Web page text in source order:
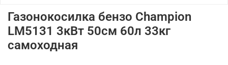
Газонокосилка бензо Champion
LM5131 3кВт 50см 60л 33кг
самоходная